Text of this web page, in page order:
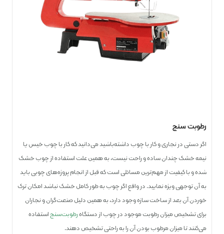
رطوبت سنج
اگر دستی در نجاری و کار با چوب داشته‌باشید می‌دانید که کار با چوب خیس یا
نیمه خشک چندان ساده و راحت نیست، به همین علت استفاده از چوب خشک
شده و با کیفیت از مهم‌ترین مسائلی است که قبل از انجام پروژه‌های چوبی باید
به آن توجهی ویژه نمایید. در واقع اگر چوب به طور کامل خشک نباشد امکان ترک
خوردن آن بعد از ساخت سازه وجود دارد، به همین دلیل صنعت‌گران و نجاران
برای تشخیص میزان رطوبت موجود در چوب از دستگاهرطوبت‌سنجاستفاده
می‌کنند تا میزان مرطوب بودن آن را به راحتی تشخیص دهند.